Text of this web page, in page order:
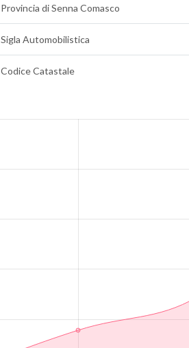
Provincia di Senna Comasco
Sigla Automobilistica
Codice Catastale